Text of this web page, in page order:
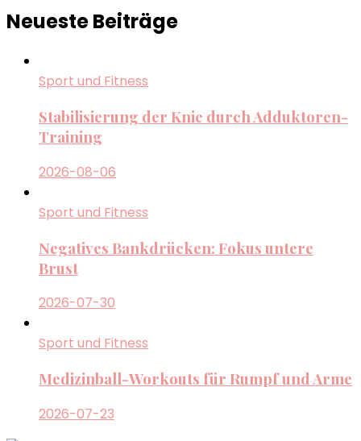
Neueste Beiträge
Sport und Fitness
Stabilisierung der Knie durch Adduktoren-
Training
2026-08-06
Sport und Fitness
Negatives Bankdrücken: Fokus untere
Brust
2026-07-30
Sport und Fitness
Medizinball-Workouts für Rumpf und Arme
2026-07-23